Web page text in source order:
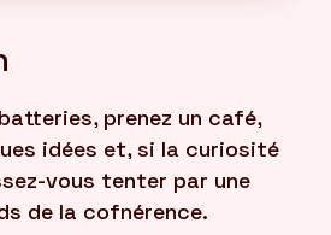
prenez un café,
idées et, si la curiosité
vous tenter par une
de la cofnérence.